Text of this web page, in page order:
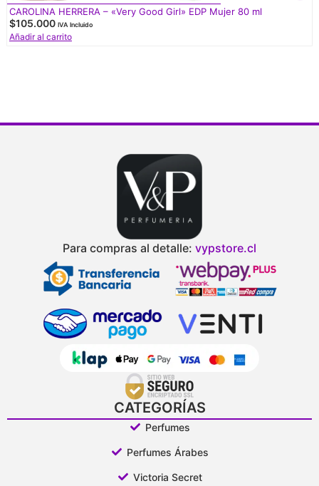
CAROLINA HERRERA – «Very Good Girl» EDP Mujer 80 ml
$105.000 IVA Incluido
Añadir al carrito
Para compras al detalle: vypstore.cl
CATEGORÍAS
Perfumes
Perfumes Árabes
Victoria Secret